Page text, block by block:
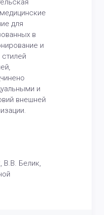
для
в
и
и
внешней
Белик,